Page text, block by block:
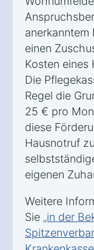
anerkanntem
einen
Kosten eines
Die
Regel die
25 € pro
diese
Hausnotruf
eigenen
Weitere
Sie „in der